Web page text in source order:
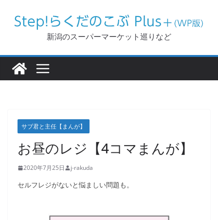
新潟のスーパーマーケット巡りなど
サブ君と主任【まんが】
お昼のレジ【4コマまんが】
2020年7月25日 j-rakuda
セルフレジがないと悩ましい問題も。